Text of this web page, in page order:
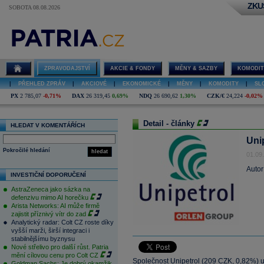
SOBOTA 08.08.2026
ZPRAVODAJSTVÍ AKCIE & FONDY MĚNY & SAZBY
PŘEHLED ZPRÁV AKCIOVÉ EKONOMICKÉ MĚNY KOMODITY
PX 2 785,07 -0,71% DAX 26 319,45 0,69% NDQ 26 690,62 1,30% CZK/€ 24,224 -0,02%
HLEDAT V KOMENTÁŘÍCH
hledat
Pokročilé hledání
INVESTIČNÍ DOPORUČENÍ
AstraZeneca jako sázka na
defenzivu mimo AI horečku
Arista Networks: AI může firmě
zajistit příznivý vítr do zad
Analytický radar: Colt CZ roste díky
vyšší marži, širší integraci i
stabilnějšímu byznysu
Nové střelivo pro další růst. Patria
mění cílovou cenu pro Colt CZ
Detail - články
Společnost Unipetrol (209 CZK, 0,82%)